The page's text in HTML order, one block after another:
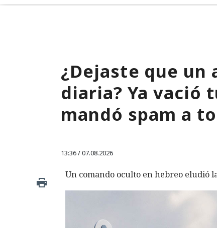
¿Dejaste que
diaria? Ya vació
mandó spam a
13:36 / 07.08.2026
Un comando oculto en hebreo eludió